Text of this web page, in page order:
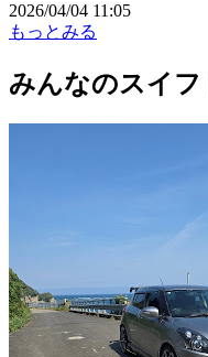
2026/04/04 11:05
もっとみる
みんなのスイフ